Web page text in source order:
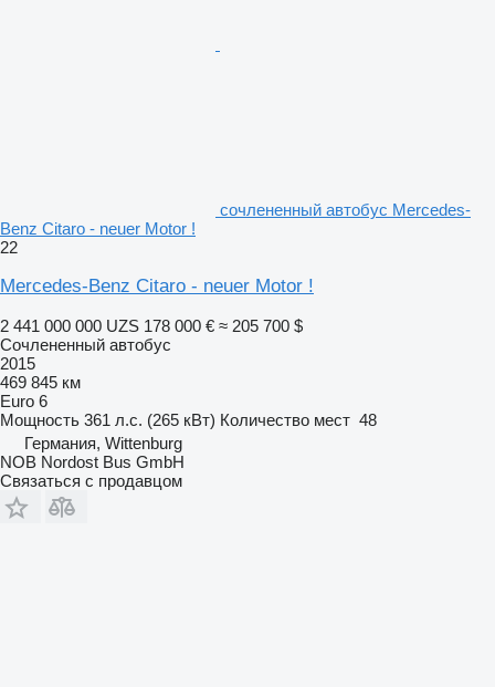
сочлененный автобус Mercedes-
Benz Citaro - neuer Motor !
22
Mercedes-Benz Citaro - neuer Motor !
2 441 000 000 UZS 178 000 € ≈ 205 700 $
Сочлененный автобус
2015
469 845 км
Euro 6
Мощность 361 л.с. (265 кВт) Количество мест 48
Германия, Wittenburg
NOB Nordost Bus GmbH
Связаться с продавцом